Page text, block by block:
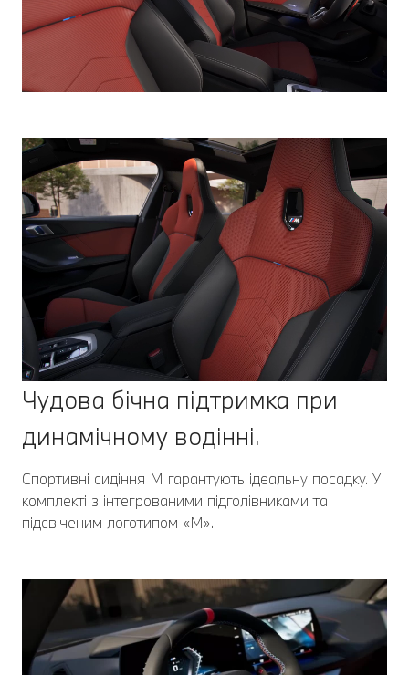
Чудова бічна підтримка при
динамічному водінні.
Спортивні сидіння M гарантують ідеальну посадку. У
комплекті з інтегрованими підголівниками та
підсвіченим логотипом «M».